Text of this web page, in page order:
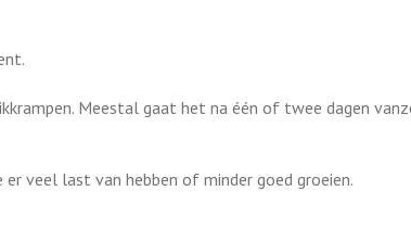
Meestal gaat het na één of twee dagen
veel last van hebben of minder goed groeien.